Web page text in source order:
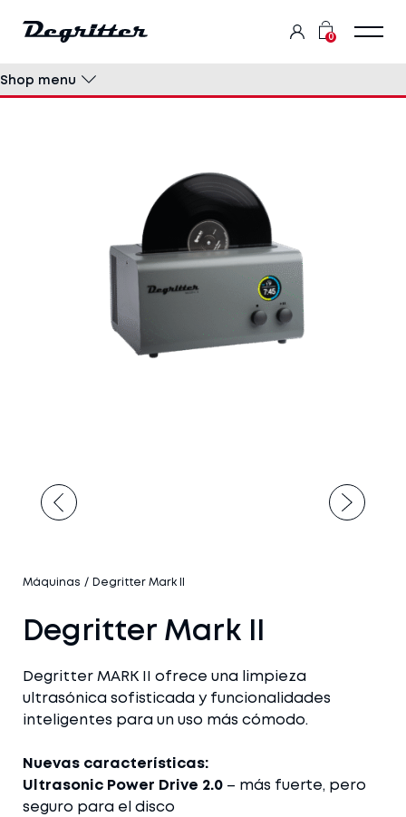
0
Shop menu
Máquinas / Degritter Mark II
Degritter Mark II
Degritter MARK II ofrece una limpieza
ultrasónica sofisticada y funcionalidades
inteligentes para un uso más cómodo.
Nuevas características:
Ultrasonic Power Drive 2.0 – más fuerte, pero
seguro para el disco